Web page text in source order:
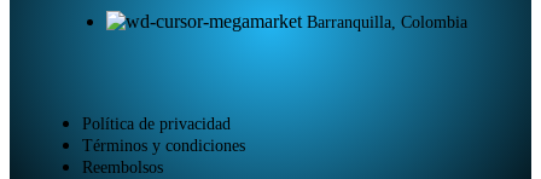
Barranquilla, Colombia
Política de privacidad
Términos y condiciones
Reembolsos